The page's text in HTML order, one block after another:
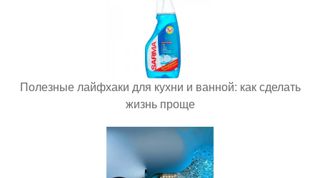
Полезные лайфхаки для кухни и ванной: как сделать
жизнь проще